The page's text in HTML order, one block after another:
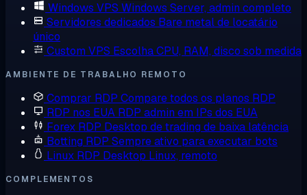
Windows VPS Windows Server, admin completo
Servidores dedicados Bare metal de locatário
único
Custom VPS Escolha CPU, RAM, disco sob medida
AMBIENTE DE TRABALHO REMOTO
Comprar RDP Compare todos os planos RDP
RDP nos EUA RDP admin em IPs dos EUA
Forex RDP Desktop de trading de baixa latência
Botting RDP Sempre ativo para executar bots
Linux RDP Desktop Linux, remoto
COMPLEMENTOS